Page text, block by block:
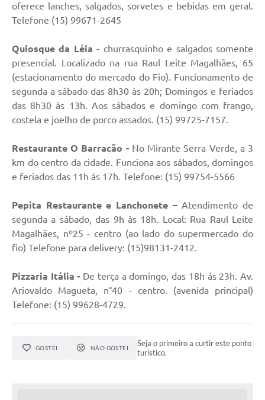
oferece lanches, salgados, sorvetes e bebidas em geral.
Telefone (15) 99671-2645
Quiosque da Léia- churrasquinho e salgados somente
presencial. Localizado na rua Raul Leite Magalhães, 65
(estacionamento do mercado do Fio). Funcionamento de
segunda a sábado das 8h30 às 20h; Domingos e feriados
das 8h30 às 13h. Aos sábados e domingo com frango,
costela e joelho de porco assados. (15) 99725-7157.
Restaurante O Barracão - No Mirante Serra Verde, a 3
km do centro da cidade. Funciona aos sábados, domingos
e feriados das 11h ás 17h. Telefone: (15) 99754-5566
Pepita Restaurante e Lanchonete –Atendimento de
segunda a sábado, das 9h às 18h. Local: Rua Raul Leite
Magalhães, nº25 - centro (ao lado do supermercado do
fio) Telefone para delivery: (15)98131-2412.
Pizzaria Itália - De terça a domingo, das 18h ás 23h. Av.
Ariovaldo Magueta, n°40 - centro. (avenida principal)
Telefone: (15) 99628-4729.
GOSTEI NÃO GOSTEI
Seja o primeiro a curtir este ponto
turístico.